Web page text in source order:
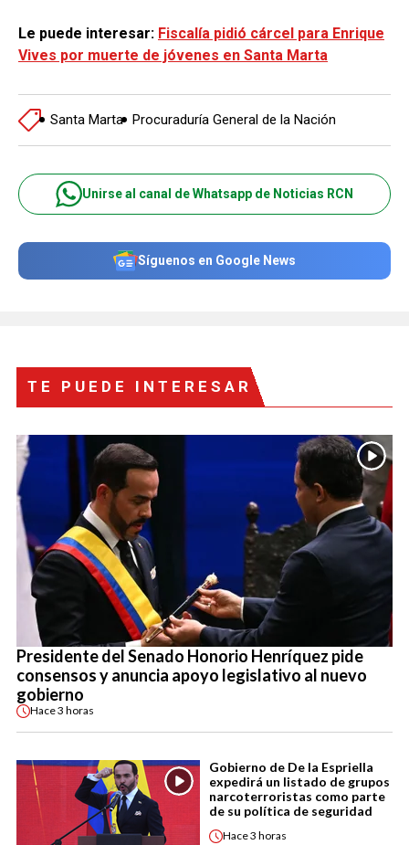
Le puede interesar: Fiscalía pidió cárcel para Enrique
Vives por muerte de jóvenes en Santa Marta
Santa Marta Procuraduría General de la Nación
Unirse al canal de Whatsapp de Noticias RCN
Síguenos en Google News
TE PUEDE INTERESAR
Presidente del Senado Honorio Henríquez pide
consensos y anuncia apoyo legislativo al nuevo
gobierno
Hace3 horas
Gobierno de De la Espriella
expedirá un listado de grupos
narcoterroristas como parte
de su política de seguridad
Hace3 horas